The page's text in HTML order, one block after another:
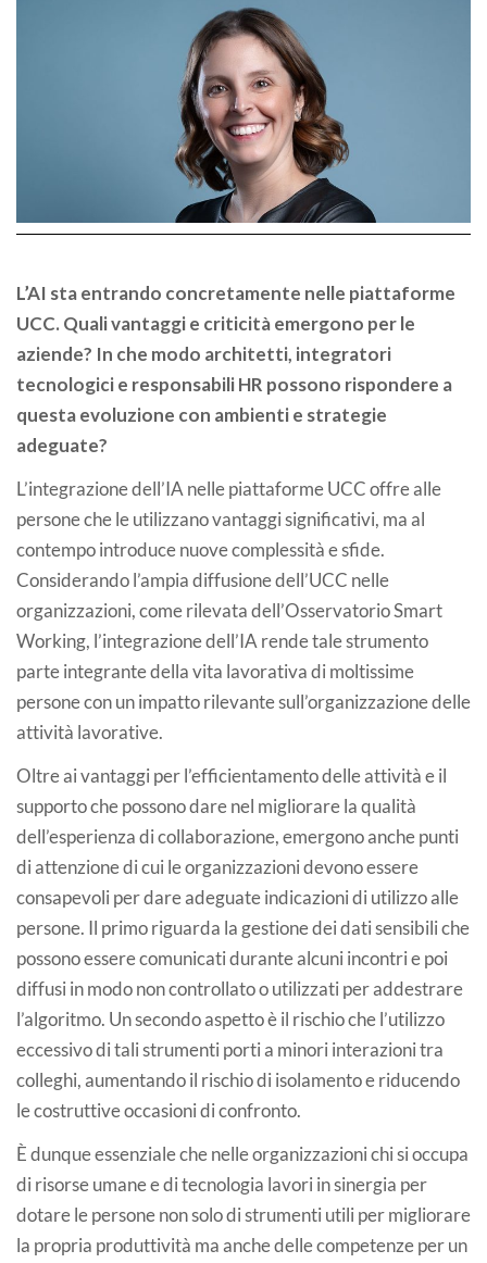
L’AI sta entrando concretamente nelle piattaforme
UCC. Quali vantaggi e criticità emergono per le
aziende? In che modo architetti, integratori
tecnologici e responsabili HR possono rispondere a
questa evoluzione con ambienti e strategie
adeguate?
L’integrazione dell’IA nelle piattaforme UCC offre alle
persone che le utilizzano vantaggi significativi, ma al
contempo introduce nuove complessità e sfide.
Considerando l’ampia diffusione dell’UCC nelle
organizzazioni, come rilevata dell’Osservatorio Smart
Working, l’integrazione dell’IA rende tale strumento
parte integrante della vita lavorativa di moltissime
persone con un impatto rilevante sull’organizzazione delle
attività lavorative.
Oltre ai vantaggi per l’efficientamento delle attività e il
supporto che possono dare nel migliorare la qualità
dell’esperienza di collaborazione, emergono anche punti
di attenzione di cui le organizzazioni devono essere
consapevoli per dare adeguate indicazioni di utilizzo alle
persone. Il primo riguarda la gestione dei dati sensibili che
possono essere comunicati durante alcuni incontri e poi
diffusi in modo non controllato o utilizzati per addestrare
l’algoritmo. Un secondo aspetto è il rischio che l’utilizzo
eccessivo di tali strumenti porti a minori interazioni tra
colleghi, aumentando il rischio di isolamento e riducendo
le costruttive occasioni di confronto.
È dunque essenziale che nelle organizzazioni chi si occupa
di risorse umane e di tecnologia lavori in sinergia per
dotare le persone non solo di strumenti utili per migliorare
la propria produttività ma anche delle competenze per un